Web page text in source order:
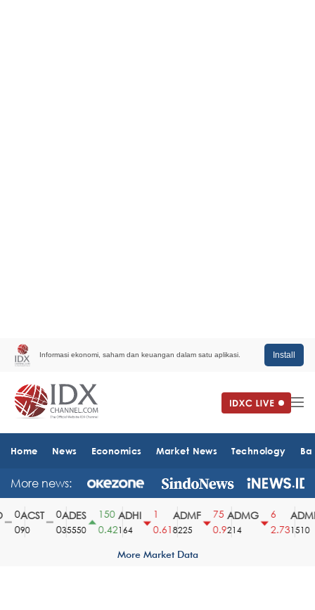
Informasi ekonomi, saham dan keuangan dalam satu aplikasi. Install
Home News Economics Market News Technology
More news:
ACST
90
ADES
35550
150
0.42
ADHI
164
0.61
ADMF
8225
75
0.9
ADMG
214
2.73
ADMR
1510
More Market Data